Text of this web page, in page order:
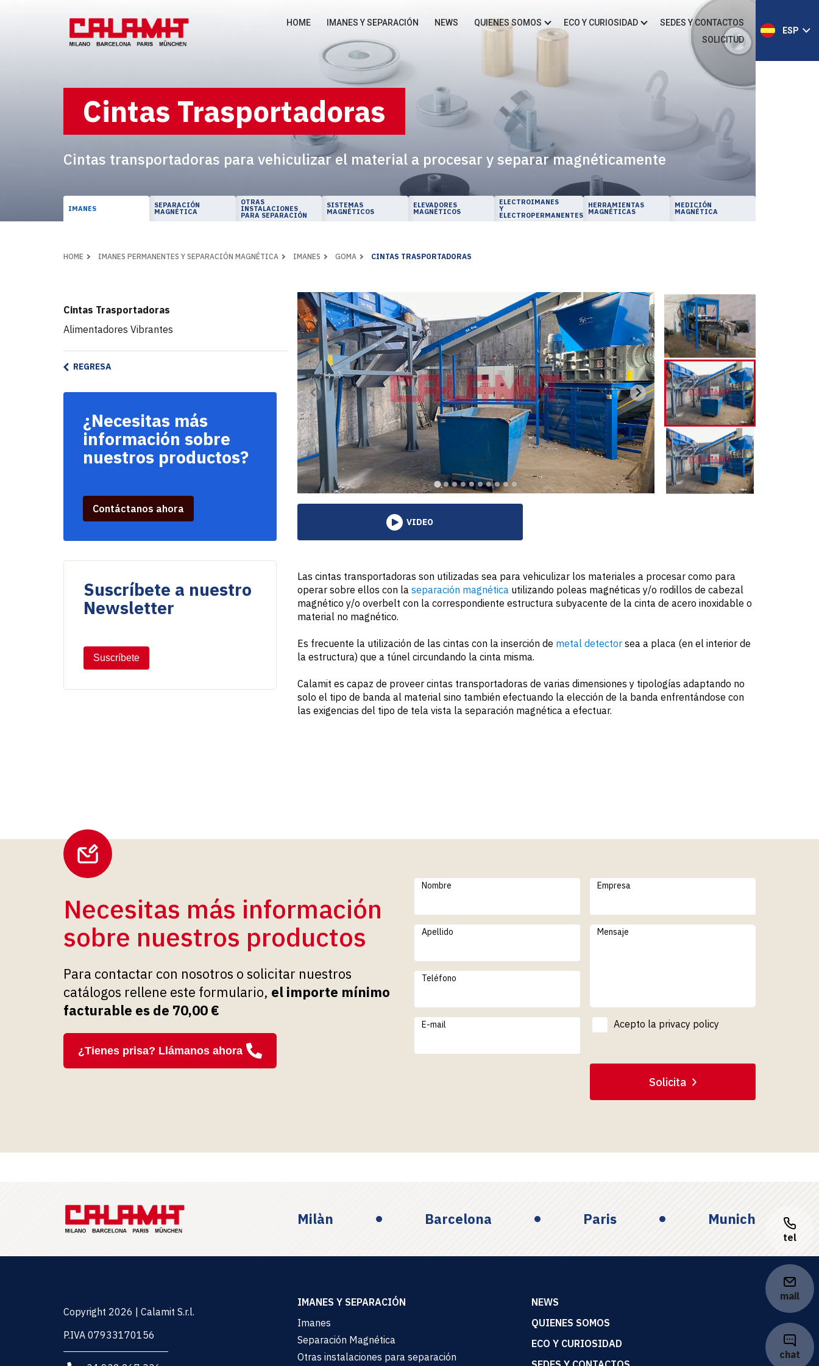
HOME IMANES Y SEPARACIÓN NEWS QUIENES SOMOS ECO Y CURIOSIDAD
SEDES Y CONTACTOS
SOLICITUD
ESP
tel
mail
chat
Cintas Trasportadoras
Cintas transportadoras para vehiculizar el material a procesar y separar magnéticamente
IMANES SEPARACIÓN
MAGNÉTICA
OTRAS
INSTALACIONES
PARA SEPARACIÓN
SISTEMAS
MAGNÉTICOS
ELEVADORES
MAGNÉTICOS
ELECTROIMANES
Y
ELECTROPERMANENTES
HERRAMIENTAS
MAGNÉTICAS
MEDICIÓN
MAGNÉTICA
HOME IMANES PERMANENTES Y SEPARACIÓN MAGNÉTICA IMANES GOMA CINTAS TRASPORTADORAS
Cintas Trasportadoras
Alimentadores Vibrantes
REGRESA
¿Necesitas más
información sobre
nuestros productos?
Contáctanos ahora
Suscríbete a nuestro
Newsletter
Suscríbete
VIDEO
Las cintas transportadoras son utilizadas sea para vehiculizar los materiales a procesar como para
operar sobre ellos con la separación magnéticautilizando poleas magnéticas y/o rodillos de cabezal
magnético y/o overbelt con la correspondiente estructura subyacente de la cinta de acero inoxidable o
material no magnético.
Es frecuente la utilización de las cintas con la inserción de metal detectorsea a placa (en el interior de
la estructura) que a túnel circundando la cinta misma.
Calamit es capaz de proveer cintas transportadoras de varias dimensiones y tipologías adaptando no
solo el tipo de banda al material sino también efectuando la elección de la banda enfrentándose con
las exigencias del tipo de tela vista la separación magnética a efectuar.
Necesitas más información
sobre nuestros productos
Para contactar con nosotros o solicitar nuestros
catálogos rellene este formulario, el importe mínimo
facturable es de 70,00 €
¿Tienes prisa? Llámanos ahora
Nombre
Apellido
Teléfono
E-mail
Empresa
Mensaje
Acepto la privacy policy
Solicita
Milàn Barcelona Paris Munich
Copyright 2026 | Calamit S.r.l.
P.IVA 07933170156
IMANES Y SEPARACIÓN
Imanes
Separación Magnética
Otras instalaciones para separación
NEWS
QUIENES SOMOS
ECO Y CURIOSIDAD